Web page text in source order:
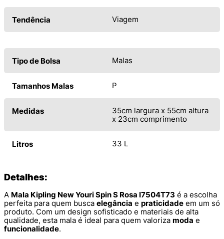
Tendência Viagem
Tipo de Bolsa Malas
Tamanhos Malas P
Medidas
35cm largura x 55cm altura
x 23cm comprimento
Litros 33 L
Detalhes:
A Mala Kipling New Youri Spin S Rosa I7504T73 é a escolha
perfeita para quem busca elegância e praticidade em um só
produto. Com um design sofisticado e materiais de alta
qualidade, esta mala é ideal para quem valoriza moda e
funcionalidade.